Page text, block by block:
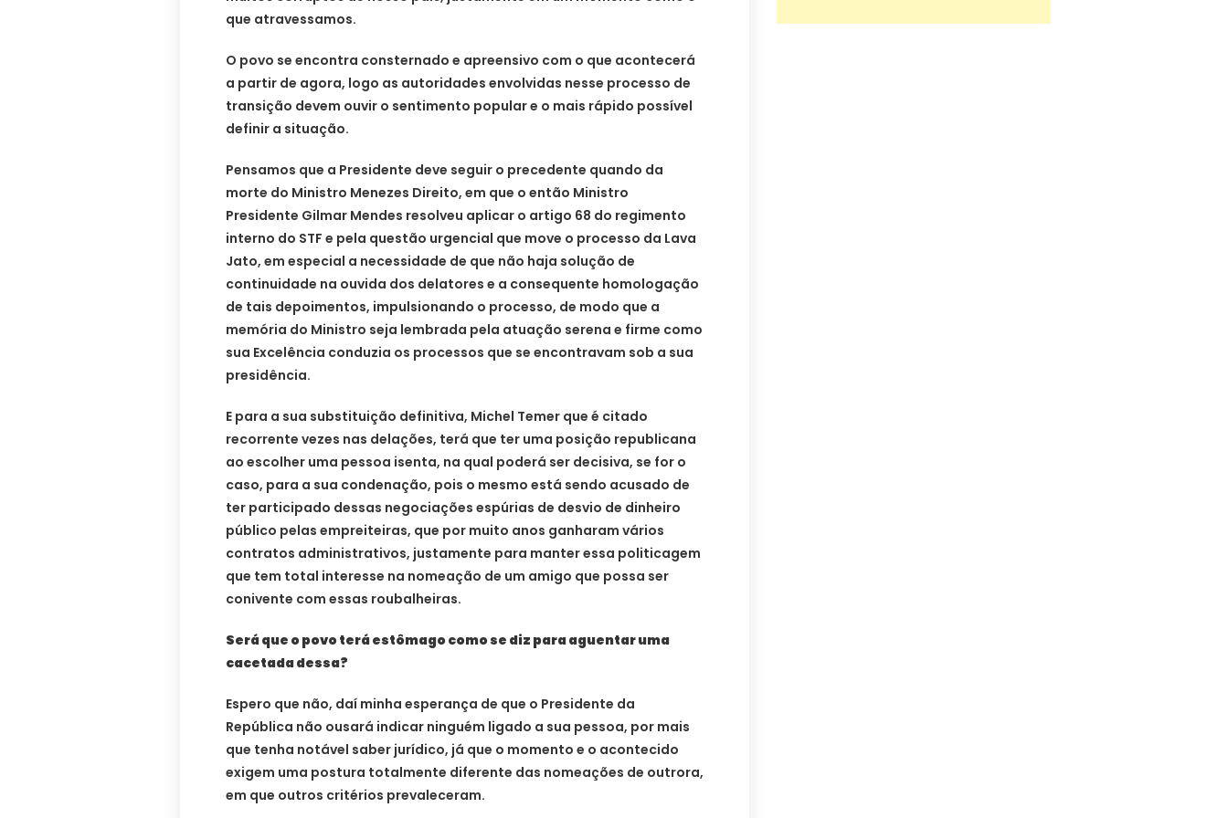
que atravessamos.
O povo se encontra consternado e apreensivo com o que acontecerá
a partir de agora, logo as autoridades envolvidas nesse processo de
transição devem ouvir o sentimento popular e o mais rápido possível
definir a situação.
Pensamos que a Presidente deve seguir o precedente quando da
morte do Ministro Menezes Direito, em que o então Ministro
Presidente Gilmar Mendes resolveu aplicar o artigo 68 do regimento
interno do STF e pela questão urgencial que move o processo da Lava
Jato, em especial a necessidade de que não haja solução de
continuidade na ouvida dos delatores e a consequente homologação
de tais depoimentos, impulsionando o processo, de modo que a
memória do Ministro seja lembrada pela atuação serena e firme como
sua Excelência conduzia os processos que se encontravam sob a sua
presidência.
E para a sua substituição definitiva, Michel Temer que é citado
recorrente vezes nas delações, terá que ter uma posição republicana
ao escolher uma pessoa isenta, na qual poderá ser decisiva, se for o
caso, para a sua condenação, pois o mesmo está sendo acusado de
ter participado dessas negociações espúrias de desvio de dinheiro
público pelas empreiteiras, que por muito anos ganharam vários
contratos administrativos, justamente para manter essa politicagem
que tem total interesse na nomeação de um amigo que possa ser
conivente com essas roubalheiras.
Será que o povo terá estômago como se diz para aguentar uma
cacetada dessa?
Espero que não, daí minha esperança de que o Presidente da
República não ousará indicar ninguém ligado a sua pessoa, por mais
que tenha notável saber jurídico, já que o momento e o acontecido
exigem uma postura totalmente diferente das nomeações de outrora,
em que outros critérios prevaleceram.